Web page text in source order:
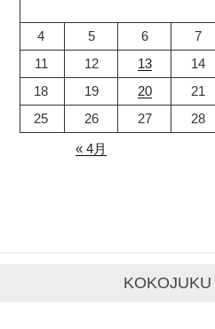
4
5 6 7
11
12 13 14
18
19 20 21
25
26 27 28
« 4月